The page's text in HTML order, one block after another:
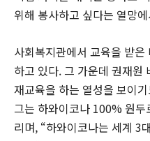
위해 봉사하고 싶다는 열망
사회복지관에서 교육을 받
하고 있다. 그 가운데 권재원
재교육을 하는 열성을 보이
그는 하와이코나 100% 원
리며, “하와이코나는 세계 3